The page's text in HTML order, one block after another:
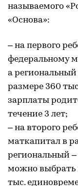
называемого
«Основа»:
– на первого
федеральному
а
размере 360
зарплаты
течение 3 лет;
– на второго
маткапитал в
региональный
можно выбрать
тыс.